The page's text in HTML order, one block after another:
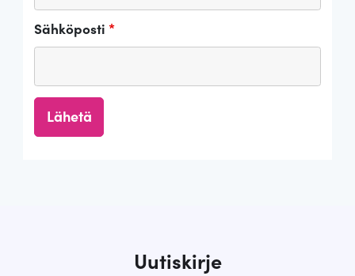
Sähköposti *
Uutiskirje